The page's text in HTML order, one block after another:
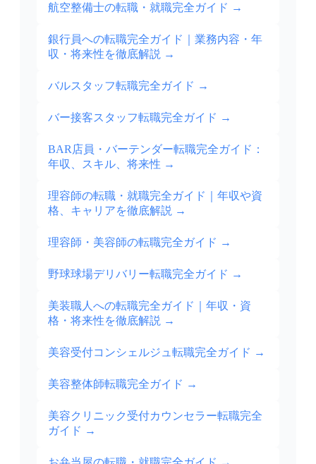
航空整備士の転職・就職完全ガイド →
銀行員への転職完全ガイド｜業務内容・年
収・将来性を徹底解説 →
バルスタッフ転職完全ガイド →
バー接客スタッフ転職完全ガイド →
BAR店員・バーテンダー転職完全ガイド：
年収、スキル、将来性 →
理容師の転職・就職完全ガイド｜年収や資
格、キャリアを徹底解説 →
理容師・美容師の転職完全ガイド →
野球球場デリバリー転職完全ガイド →
美装職人への転職完全ガイド｜年収・資
格・将来性を徹底解説 →
美容受付コンシェルジュ転職完全ガイド →
美容整体師転職完全ガイド →
美容クリニック受付カウンセラー転職完全
ガイド →